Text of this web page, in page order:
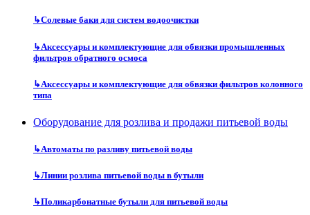
↳Солевые баки для систем водоочистки
↳Аксессуары и комплектующие для обвязки промышленных
фильтров обратного осмоса
↳Аксессуары и комплектующие для обвязки фильтров колонного
типа
Оборудование для розлива и продажи питьевой воды
↳Автоматы по разливу питьевой воды
↳Линии розлива питьевой воды в бутыли
↳Поликарбонатные бутыли для питьевой воды